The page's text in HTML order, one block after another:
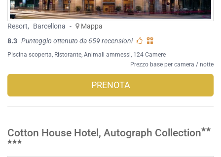
Resort, Barcellona -
Mappa
8.3 Punteggio ottenuto da 659 recensioni
Piscina scoperta Ristorante Animali ammessi , 124 Camere
Prezzo base per camera / notte
PRENOTA
Cotton House Hotel, Autograph Collection